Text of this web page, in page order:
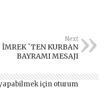
Next
İMREK `TEN KURBAN
BAYRAMI MESAJI
için oturum